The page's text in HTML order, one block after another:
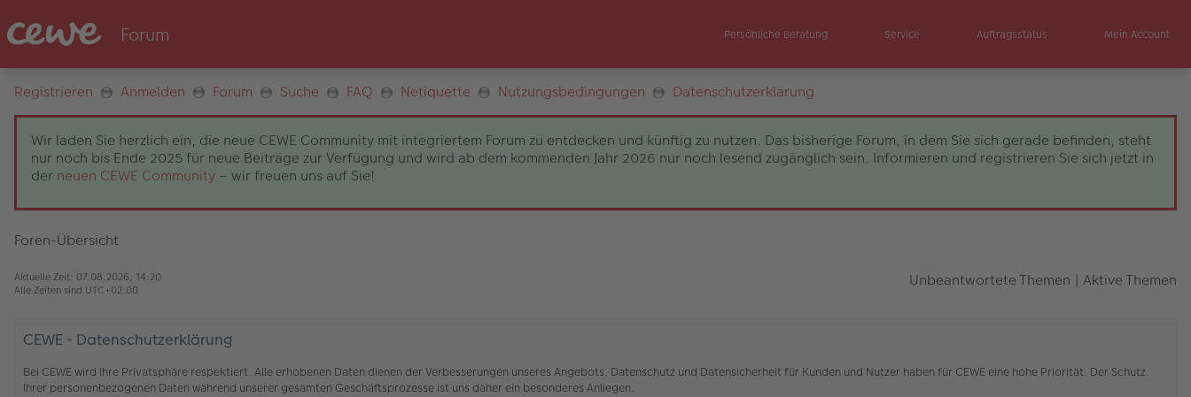
Persönliche Beratung Service Auftragsstatus Mein Account
Registrieren Anmelden Forum Suche FAQ Netiquette Nutzungsbedingungen Datenschutzerklärung
Wir laden Sie herzlich ein, die neue CEWE Community mit integriertem Forum zu entdecken und künftig zu nutzen. Das bisherige Forum, in dem Sie sich gerade befinden, steht
nur noch bis Ende 2025 für neue Beiträge zur Verfügung und wird ab dem kommenden Jahr 2026 nur noch lesend zugänglich sein. Informieren und registrieren Sie sich jetzt in
der neuen CEWE Community – wir freuen uns auf Sie!
Foren-Übersicht
Aktuelle Zeit: 07.08.2026, 14:20
Alle Zeiten sind UTC+02:00 Unbeantwortete Themen | Aktive Themen
CEWE - Datenschutzerklärung
Bei CEWE wird Ihre Privatsphäre respektiert. Alle erhobenen Daten dienen der Verbesserungen unseres Angebots. Datenschutz und Datensicherheit für Kunden und Nutzer haben für CEWE eine hohe Priorität. Der Schutz
Ihrer personenbezogenen Daten während unserer gesamten Geschäftsprozesse ist uns daher ein besonderes Anliegen.